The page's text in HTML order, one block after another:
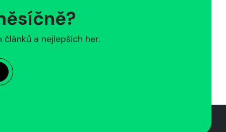
a nejlepších her.